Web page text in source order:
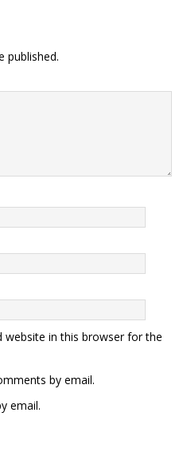
published.
website in this browser for the
by email.
email.